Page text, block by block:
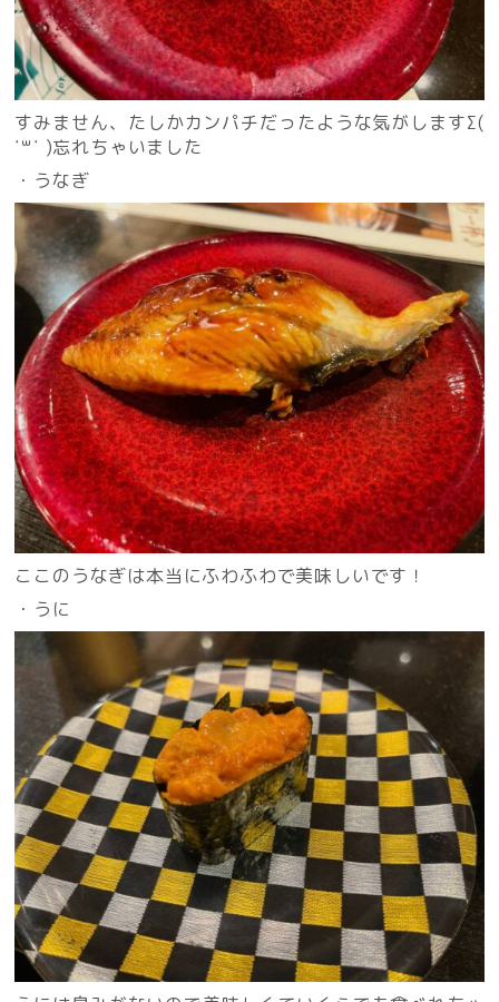
すみません、たしかカンパチだったような気がしますΣ(
˙꒳​˙ )忘れちゃいました
・うなぎ
ここのうなぎは本当にふわふわで美味しいです！
・うに